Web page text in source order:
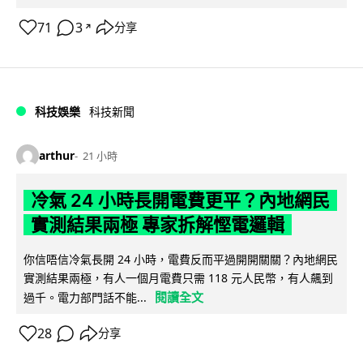
71 3 ↗ 分享
科技娛樂 科技新聞
arthur 21 小時
冷氣 24 小時長開電費更平？內地網民
實測結果兩極 專家拆解慳電邏輯
你信唔信冷氣長開 24 小時，電費反而平過開開關關？內地網民
實測結果兩極，有人一個月電費只需 118 元人民幣，有人飆到
過千。電力部門話不能...
閱讀全文
28 分享